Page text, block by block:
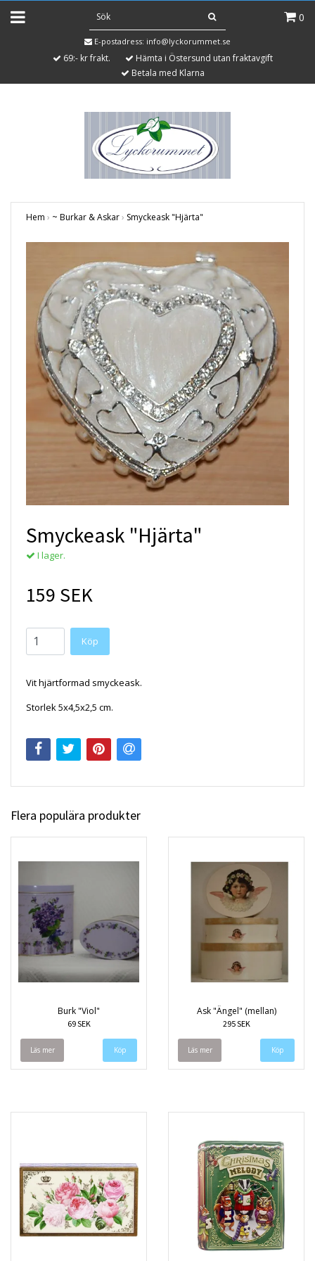
0
E-postadress: info@lyckorummet.se
69:- kr frakt.
Hämta i Östersund utan fraktavgift
Betala med Klarna
Hem › ~ Burkar & Askar› Smyckeask "Hjärta"
Smyckeask "Hjärta"
I lager.
159 SEK
Köp
Vit hjärtformad smyckeask.
Storlek 5x4,5x2,5 cm.
Flera populära produkter
Burk "Viol"
69 SEK
Läs mer
Ask "Ängel" (mellan)
295 SEK
Läs mer